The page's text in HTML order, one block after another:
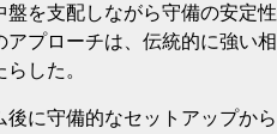
を支配しながら守備の安定性
プローチは、伝統的に強い相
した。
に守備的なセットアップから